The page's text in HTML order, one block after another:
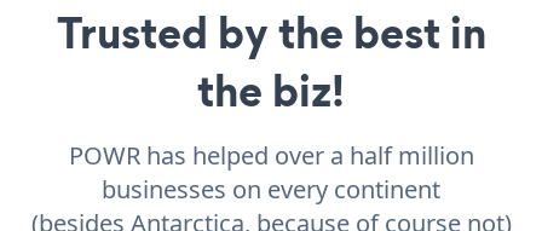
Trusted by the best in
the biz!
POWR has helped over a half million
businesses on every continent
(besides Antarctica, because of course not)